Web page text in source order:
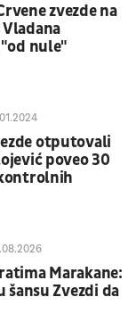
zvezde na
nule"
otputovali
poveo 30
Marakane:
Zvezdi da